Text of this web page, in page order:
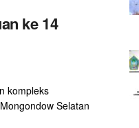
ke 14
kompleks
Selatan